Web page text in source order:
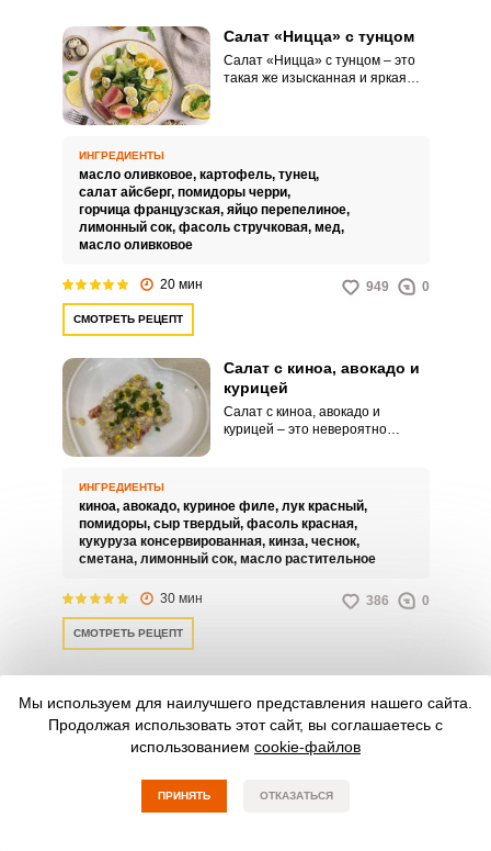
Салат «Ницца» с тунцом
Салат «Ницца» с тунцом – это
такая же изысканная и яркая
даже самые дорогие рестораны
предлагают свою
интерпретацию этого салата.
ИНГРЕДИЕНТЫ
масло оливковое, картофель, тунец,
салат айсберг, помидоры черри,
горчица французская, яйцо перепелиное,
лимонный сок, фасоль стручковая, мед,
масло оливковое
20 мин 949 0
СМОТРЕТЬ РЕЦЕПТ
Салат с киноа, авокадо и
курицей
Салат с киноа, авокадо и
курицей – это невероятно
или праздника. Кроме того,
такая закуска порадует своими
питательными свойствами.
ИНГРЕДИЕНТЫ
киноа, авокадо, куриное филе, лук красный,
помидоры, сыр твердый, фасоль красная,
кукуруза консервированная, кинза, чеснок,
сметана, лимонный сок, масло растительное
30 мин 386 0
СМОТРЕТЬ РЕЦЕПТ
ИНГРЕДИЕНТОВ ДЛЯ ПОДБОРКИ
РЕЦЕПТОВ “САЛАТ С ФАСОЛЬЮ И
Мы используем для наилучшего представления нашего сайта.
Продолжая использовать этот сайт, вы соглашаетесь с
использованием cookie-файлов
ПРИНЯТЬ ОТКАЗАТЬСЯ